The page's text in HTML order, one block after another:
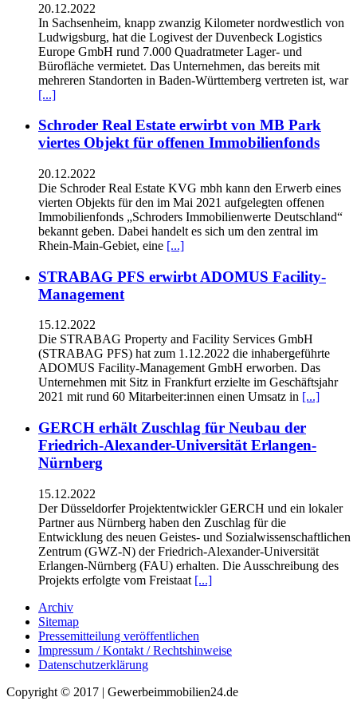
20.12.2022
In Sachsenheim, knapp zwanzig Kilometer nordwestlich von
Ludwigsburg, hat die Logivest der Duvenbeck Logistics
Europe GmbH rund 7.000 Quadratmeter Lager- und
Bürofläche vermietet. Das Unternehmen, das bereits mit
mehreren Standorten in Baden-Württemberg vertreten ist, war
[...]
Schroder Real Estate erwirbt von MB Park
viertes Objekt für offenen Immobilienfonds
20.12.2022
Die Schroder Real Estate KVG mbh kann den Erwerb eines
vierten Objekts für den im Mai 2021 aufgelegten offenen
Immobilienfonds „Schroders Immobilienwerte Deutschland“
bekannt geben. Dabei handelt es sich um den zentral im
Rhein-Main-Gebiet, eine [...]
STRABAG PFS erwirbt ADOMUS Facility-
Management
15.12.2022
Die STRABAG Property and Facility Services GmbH
(STRABAG PFS) hat zum 1.12.2022 die inhabergeführte
ADOMUS Facility-Management GmbH erworben. Das
Unternehmen mit Sitz in Frankfurt erzielte im Geschäftsjahr
2021 mit rund 60 Mitarbeiter:innen einen Umsatz in [...]
GERCH erhält Zuschlag für Neubau der
Friedrich-Alexander-Universität Erlangen-
Nürnberg
15.12.2022
Der Düsseldorfer Projektentwickler GERCH und ein lokaler
Partner aus Nürnberg haben den Zuschlag für die
Entwicklung des neuen Geistes- und Sozialwissenschaftlichen
Zentrum (GWZ-N) der Friedrich-Alexander-Universität
Erlangen-Nürnberg (FAU) erhalten. Die Ausschreibung des
Projekts erfolgte vom Freistaat [...]
Archiv
Sitemap
Pressemitteilung veröffentlichen
Impressum / Kontakt / Rechtshinweise
Datenschutzerklärung
Copyright © 2017 | Gewerbeimmobilien24.de